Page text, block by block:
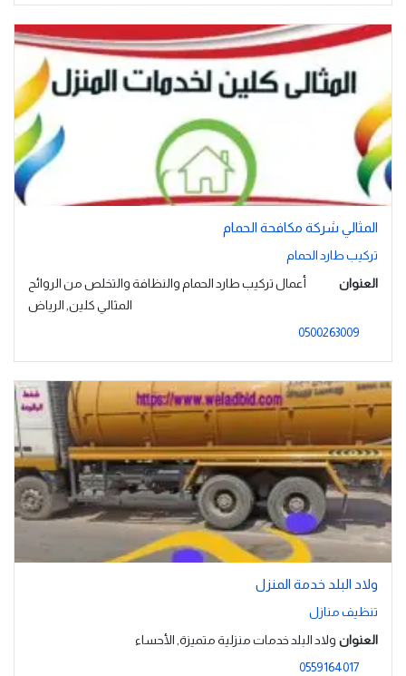
المثالي شركة مكافحة الحمام
تركيب طارد الحمام
العنوان
أعمال تركيب طارد الحمام والنظافة والتخلص من الروائح
المثالي كلين, الرياض
0500263009
ولاد البلد خدمة المنزل
تنظيف منازل
العنوان ولاد البلد خدمات منزلية متميزة, الأحساء
0559164017